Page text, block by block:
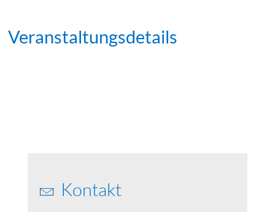
Veranstaltungsdetails
Kontakt